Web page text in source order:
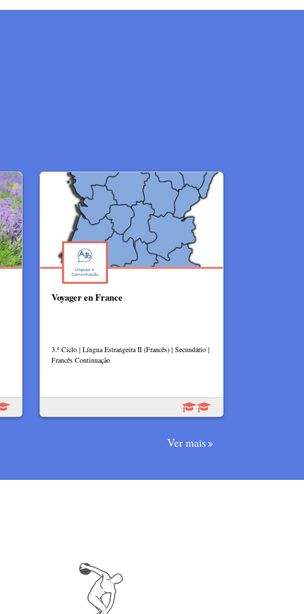
Voyager en France
3.º Ciclo | Língua Estrangeira II (Francês) | Secundário |
Francês Continuação
Ver mais